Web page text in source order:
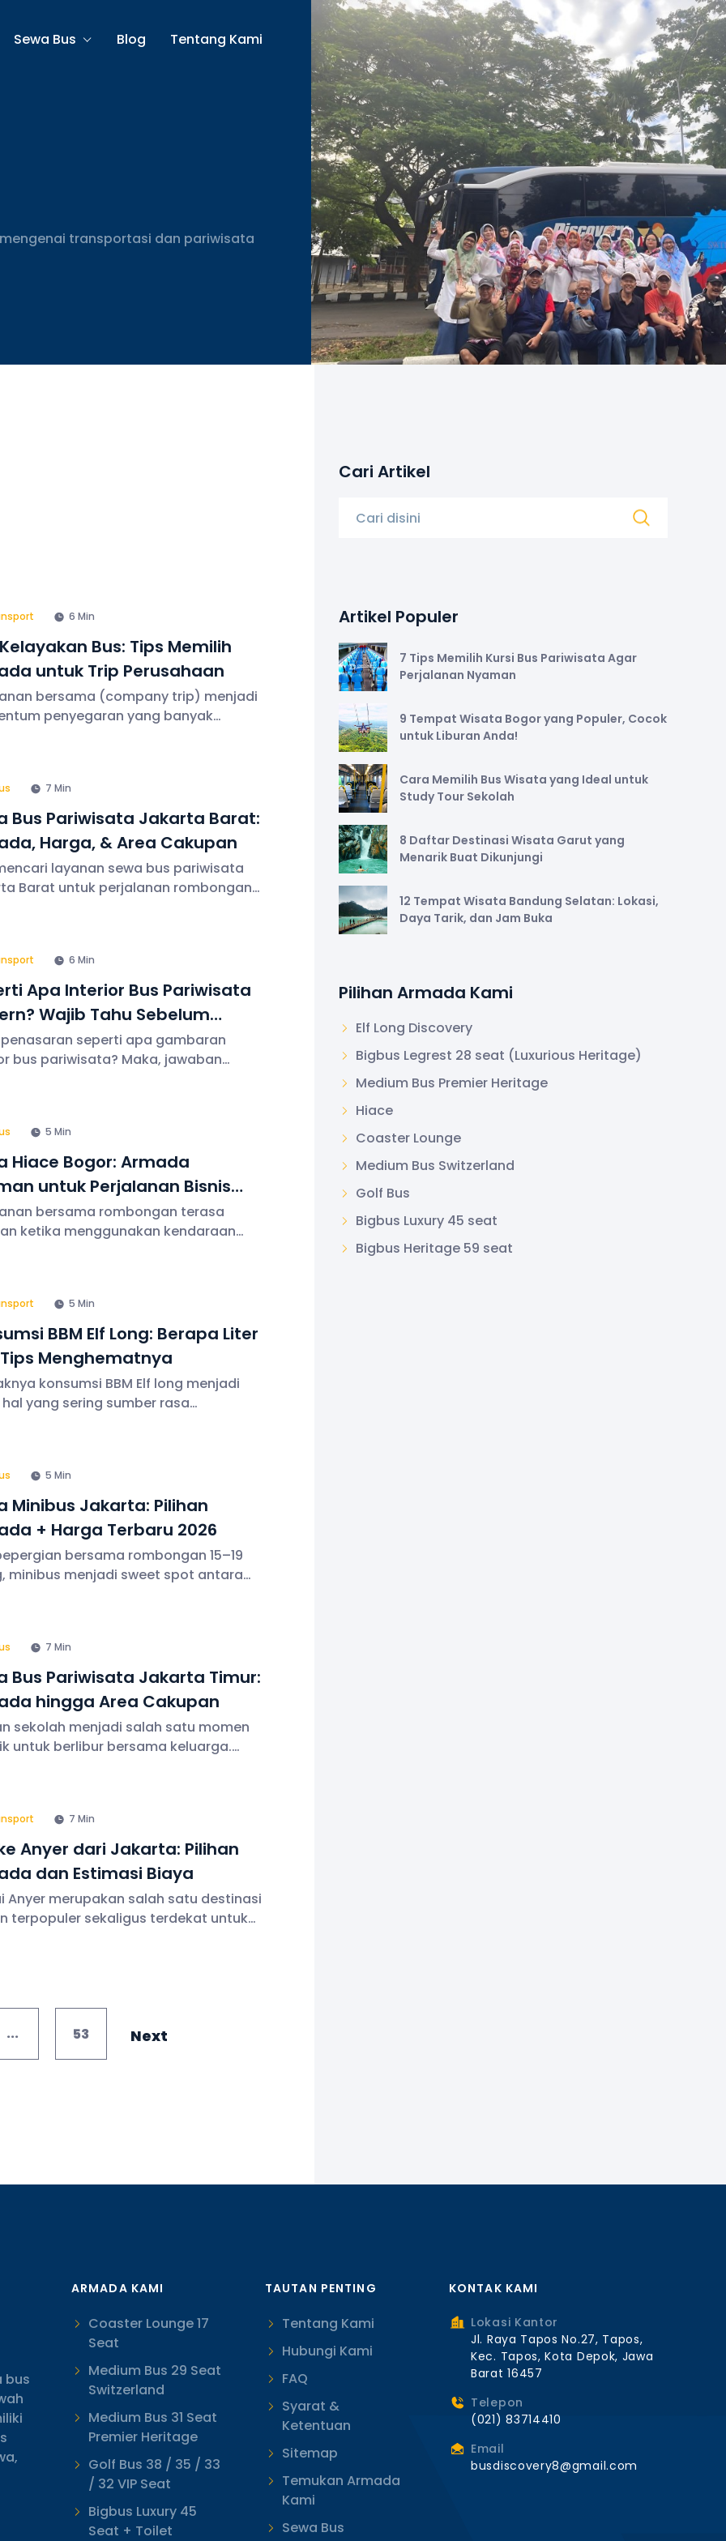
Sewa Bus Blog
Tentang Kami
transportasi dan pariwisata
6 Min
Bus: Tips Memilih
untuk Trip Perusahaan
bersama (company trip) menjadi
penyegaran yang banyak
jangan lupa untuk melakukan
7 Min
Bus Pariwisata Jakarta Barat:
Harga, & Area Cakupan
layanan sewa bus pariwisata
Barat untuk perjalanan rombongan,
Barat, baik
6 Min
Apa Interior Bus Pariwisata
Wajib Tahu Sebelum
seperti apa gambaran
bus pariwisata? Maka, jawaban
Selain itu, berbagai fasilitas
5 Min
Hiace Bogor: Armada
untuk Perjalanan Bisnis
bersama rombongan terasa
ketika menggunakan kendaraan
saat ini mencari
5 Min
BBM Elf Long: Berapa Liter
Menghematnya
konsumsi BBM Elf long menjadi
yang sering sumber rasa
5 Min
Minibus Jakarta: Pilihan
+ Harga Terbaru 2026
bersama rombongan 15–19
minibus menjadi sweet spot antara
berbagai layanan, mulai
7 Min
Bus Pariwisata Jakarta Timur:
hingga Area Cakupan
sekolah menjadi salah satu momen
untuk berlibur bersama keluarga.
7 Min
Anyer dari Jakarta: Pilihan
dan Estimasi Biaya
Anyer merupakan salah satu destinasi
terpopuler sekaligus terdekat untuk
... 53 Next
Cari Artikel
Artikel Populer
7 Tips Memilih Kursi Bus Pariwisata Agar
Perjalanan Nyaman
9 Tempat Wisata Bogor yang Populer, Cocok
untuk Liburan Anda!
Cara Memilih Bus Wisata yang Ideal untuk
Study Tour Sekolah
8 Daftar Destinasi Wisata Garut yang
Menarik Buat Dikunjungi
12 Tempat Wisata Bandung Selatan: Lokasi,
Daya Tarik, dan Jam Buka
Pilihan Armada Kami
Elf Long Discovery
Bigbus Legrest 28 seat (Luxurious Heritage)
Medium Bus Premier Heritage
Hiace
Coaster Lounge
Medium Bus Switzerland
Golf Bus
Bigbus Luxury 45 seat
Bigbus Heritage 59 seat
bus
ARMADA KAMI
Coaster Lounge 17
Seat
Medium Bus 29 Seat
Switzerland
Medium Bus 31 Seat
Premier Heritage
Golf Bus 38 / 35 / 33
/ 32 VIP Seat
Bigbus Luxury 45
Seat + Toilet
TAUTAN PENTING
Tentang Kami
Hubungi Kami
FAQ
Syarat &
Ketentuan
Sitemap
Temukan Armada
Kami
Sewa Bus
KONTAK KAMI
Lokasi Kantor
Jl. Raya Tapos No.27, Tapos,
Kec. Tapos, Kota Depok, Jawa
Barat 16457
Telepon
(021) 83714410
Email
busdiscovery8@gmail.com